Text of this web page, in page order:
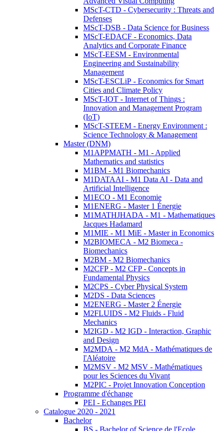
MScT-CTD - Cybersecurity : Threats and
Defenses
MScT-DSB - Data Science for Business
MScT-EDACF - Economics, Data
Analytics and Corporate Finance
MScT-EESM - Environmental
Engineering and Sustainability
Management
MScT-ESCLiP - Economics for Smart
Cities and Climate Policy
MScT-IOT - Internet of Things :
Innovation and Management Program
(IoT)
MScT-STEEM - Energy Environment :
Science Technology & Management
Master (DNM)
M1APPMATH - M1 - Applied
Mathematics and statistics
M1BM - M1 Biomechanics
M1DATAAI - M1 Data AI - Data and
Artificial Intelligence
M1ECO - M1 Economie
M1ENERG - Master 1 Énergie
M1MATHJHADA - M1 - Mathematiques
Jacques Hadamard
M1MIE - M1 MiE - Master in Economics
M2BIOMECA - M2 Biomeca -
Biomechanics
M2BM - M2 Biomechanics
M2CFP - M2 CFP - Concepts in
Fundamental Physics
M2CPS - Cyber Physical System
M2DS - Data Sciences
M2ENERG - Master 2 Énergie
M2FLUIDS - M2 Fluids - Fluid
Mechanics
M2IGD - M2 IGD - Interaction, Graphic
and Design
M2MDA - M2 MdA - Mathématiques de
l'Aléatoire
M2MSV - M2 MSV - Mathématiques
pour les Sciences du Vivant
M2PIC - Projet Innovation Conception
Programme d'échange
PEI - Echanges PEI
Catalogue 2020 - 2021
Bachelor
BS - Bachelor of Science de l'Ecole